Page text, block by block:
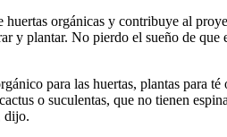
orgánicas y contribuye al
y plantar. No pierdo el sueño de que
para las huertas, plantas para té
o suculentas, que no tienen
dijo.